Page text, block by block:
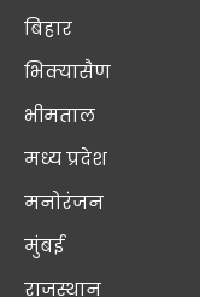
बिहार
भिक्यासैण
भीमताल
मध्य प्रदेश
मनोरंजन
मुंबई
राजस्थान